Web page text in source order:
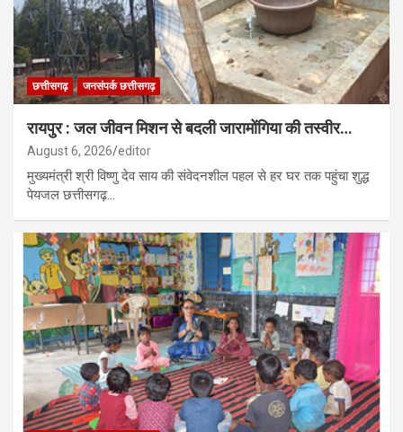
छत्तीसगढ़ जनसंपर्क छत्तीसगढ़
रायपुर : जल जीवन मिशन से बदली जारामोंगिया की तस्वीर…
August 6, 2026 editor
मुख्यमंत्री श्री विष्णु देव साय की संवेदनशील पहल से हर घर तक पहुंचा शुद्ध
पेयजल छत्तीसगढ़…